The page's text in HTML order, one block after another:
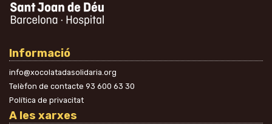
Informació
info@xocolatadasolidaria.org
Telèfon de contacte 93 600 63 30
Política de privacitat
A les xarxes